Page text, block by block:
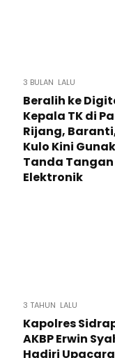
3 BULAN LALU
Beralih ke
Kepala TK di
Rijang,
Kulo Kini
Tanda Tangan
Elektronik
3 TAHUN LALU
Kapolres
AKBP Erwin
Hadiri Upacara